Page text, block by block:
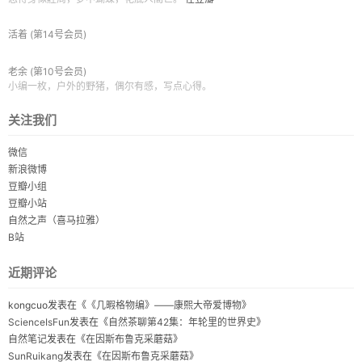
活着 (第14号会员)
老余 (第10号会员)
小编一枚，户外的野猪，偶尔有感，写点心得。
关注我们
微信
新浪微博
豆瓣小组
豆瓣小站
自然之声（喜马拉雅）
B站
近期评论
kongcuo发表在《 《几暇格物编》——康熙大帝爱博物》
ScienceIsFun发表在《自然茶聊第42集：年轮里的世界史》
自然笔记发表在《在因斯布鲁克采蘑菇》
SunRuikang发表在《在因斯布鲁克采蘑菇》